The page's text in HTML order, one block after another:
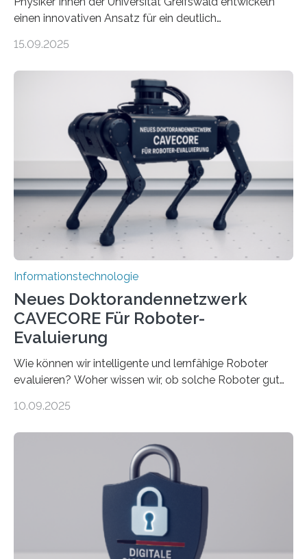
einen innovativen Ansatz für ein deutlich
Lösungsweg ist inspiriert vom menschlichen Gehirn. Die
stellt die heutige Computertechnik vor
Herausforderungen. Herkömmliche Silizium-
Prozessoren stoßen an ihre Grenzen: Sie verbrauchen
viel Energie, die Speicher- und Verarbeitungseinheiten
sind voneinander getrennt und die Datenübertragung
bremst komplexe Anwendungen aus. Da KI-Modelle
immer größer werden und riesige Datenmengen
verarbeiten müssen, steigt der Bedarf an neuen
Rechenarchitekturen. Neben Quantencomputern
rücken dabei insbesondere…
15.09.2025
Informationstechnologie
Neues Doktorandennetzwerk
CAVECORE Für Roboter-
Evaluierung
Wie können wir intelligente und lernfähige Roboter
evaluieren? Woher wissen wir, ob solche Roboter gut
sich CAVECORE – ein neues Marie Skłodowska-Curie
koordiniert wird. Ab dem 1. September werden sich
über einen Zeitraum von vier Jahren insgesamt 15
Promovierende im Rahmen von CAVECORE mit
kognitiven Robotern beschäftigen – also mit Robotern,
die mittels Sensoren ihre Umgebung erfassen,
Informationen verarbeiten und häufig auch mit…
10.09.2025